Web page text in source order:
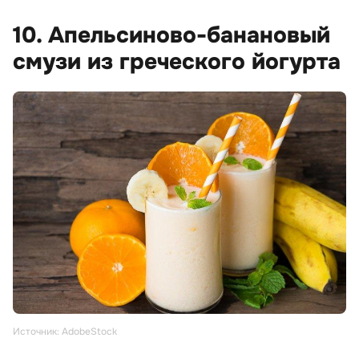
10. Апельсиново-банановый
смузи из греческого йогурта
Источник: AdobeStock